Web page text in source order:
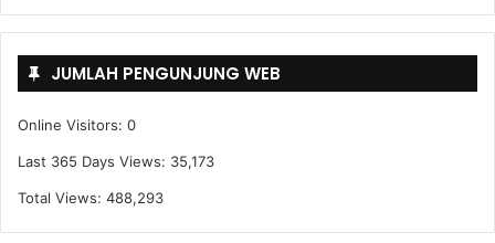
JUMLAH PENGUNJUNG WEB
Online Visitors: 0
Last 365 Days Views: 35,173
Total Views: 488,293